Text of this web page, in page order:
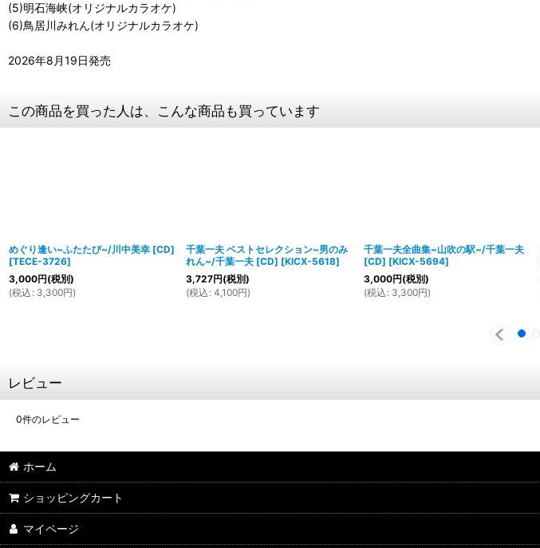
(5)明石海峡(オリジナルカラオケ)
(6)鳥居川みれん(オリジナルカラオケ)
2026年8月19日発売
この商品を買った人は、こんな商品も買っています
めぐり逢い~ふたたび~/川中美幸 [CD]
[TECE-3726]
3,000円(税別)
(税込 : 3,300円)
千葉一夫 ベストセレクション~男のみ
れん~/千葉一夫 [CD] [KICX-5618]
3,727円(税別)
(税込 : 4,100円)
千葉一夫全曲集~山吹の駅~/千葉一夫
[CD] [KICX-5694]
3,000円(税別)
(税込 : 3,300円)
レビュー
0件のレビュー
ホーム
ショッピングカート
マイページ